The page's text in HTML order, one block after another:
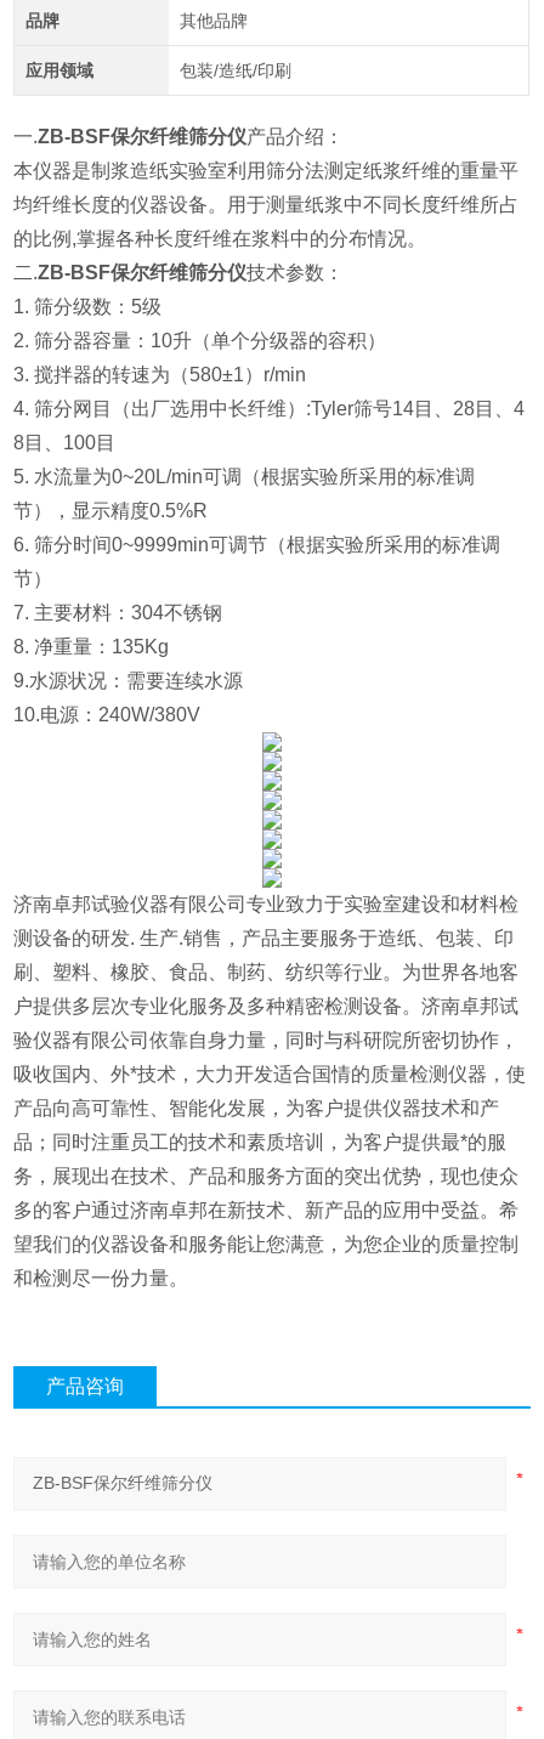
品牌 其他品牌
应用领域 包装/造纸/印刷
一.ZB-BSF保尔纤维筛分仪产品介绍：
本仪器是制浆造纸实验室利用筛分法测定纸浆纤维的重量平
均纤维长度的仪器设备。用于测量纸浆中不同长度纤维所占
的比例,掌握各种长度纤维在浆料中的分布情况。
二.ZB-BSF保尔纤维筛分仪技术参数：
1. 筛分级数：5级
2. 筛分器容量：10升（单个分级器的容积）
3. 搅拌器的转速为（580±1）r/min
4. 筛分网目（出厂选用中长纤维）:Tyler筛号14目、28目、4
8目、100目
5. 水流量为0~20L/min可调（根据实验所采用的标准调
节），显示精度0.5%R
6. 筛分时间0~9999min可调节（根据实验所采用的标准调
节）
7. 主要材料：304不锈钢
8. 净重量：135Kg
9.水源状况：需要连续水源
10.电源：240W/380V
济南卓邦试验仪器有限公司专业致力于实验室建设和材料检
测设备的研发. 生产.销售，产品主要服务于造纸、包装、印
刷、塑料、橡胶、食品、制药、纺织等行业。为世界各地客
户提供多层次专业化服务及多种精密检测设备。济南卓邦试
验仪器有限公司依靠自身力量，同时与科研院所密切协作，
吸收国内、外*技术，大力开发适合国情的质量检测仪器，使
产品向高可靠性、智能化发展，为客户提供仪器技术和产
品；同时注重员工的技术和素质培训，为客户提供最*的服
务，展现出在技术、产品和服务方面的突出优势，现也使众
多的客户通过济南卓邦在新技术、新产品的应用中受益。希
望我们的仪器设备和服务能让您满意，为您企业的质量控制
和检测尽一份力量。
产品咨询